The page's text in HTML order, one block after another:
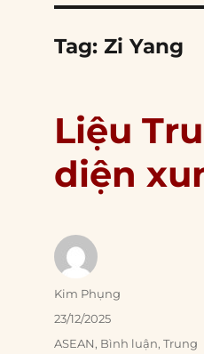
Tag:Zi Yang
Liệu
diện
Author
Kim Phụng
Posted
23/12/2025
Categories
ASEAN, Bình luận,Trung